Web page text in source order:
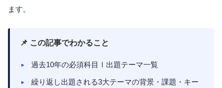
ます。
📌 この記事でわかること
過去10年の必須科目Ⅰ出題テーマ一覧
繰り返し出題される3大テーマの背景・課題・キー